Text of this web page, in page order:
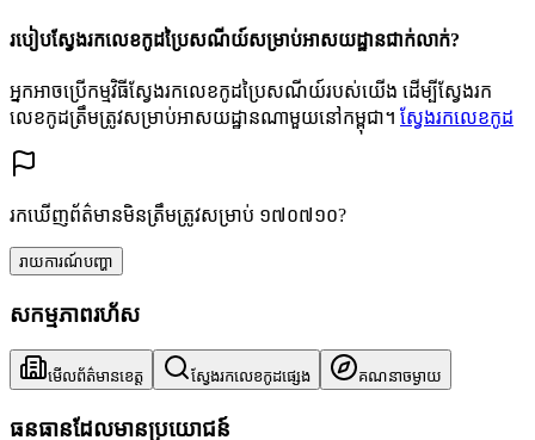
របៀបស្វែងរកលេខកូដប្រៃសណីយ៍សម្រាប់អាសយដ្ឋានជាក់លាក់?
អ្នកអាចប្រើកម្មវិធីស្វែងរកលេខកូដប្រៃសណីយ៍របស់យើង ដើម្បីស្វែងរក
លេខកូដត្រឹមត្រូវសម្រាប់អាសយដ្ឋានណាមួយនៅកម្ពុជា។ ស្វែងរកលេខកូដ
រកឃើញព័ត៌មានមិនត្រឹមត្រូវសម្រាប់ ១៧០៧១០?
រាយការណ៍បញ្ហា
សកម្មភាពរហ័ស
មើលព័ត៌មានខេត្ត ស្វែងរកលេខកូដផ្សេង គណនាចម្ងាយ
ធនធានដែលមានប្រយោជន៍